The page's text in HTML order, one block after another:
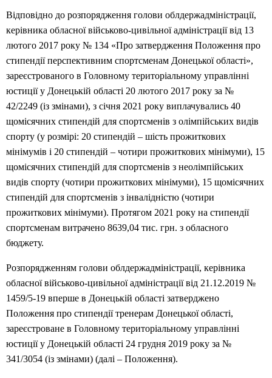
Відповідно до розпорядження голови облдержадміністрації,
керівника обласної військово-цивільної адміністрації від 13
лютого 2017 року № 134 «Про затвердження Положення про
стипендії перспективним спортсменам Донецької області»,
зареєстрованого в Головному територіальному управлінні
юстиції у Донецькій області 20 лютого 2017 року за №
42/2249 (із змінами), з січня 2021 року виплачувались 40
щомісячних стипендій для спортсменів з олімпійських видів
спорту (у розмірі: 20 стипендій – шість прожиткових
мінімумів і 20 стипендій – чотири прожиткових мінімуми), 15
щомісячних стипендій для спортсменів з неолімпійських
видів спорту (чотири прожиткових мінімуми), 15 щомісячних
стипендій для спортсменів з інвалідністю (чотири
прожиткових мінімуми). Протягом 2021 року на стипендії
спортсменам витрачено 8639,04 тис. грн. з обласного
бюджету.
Розпорядженням голови облдержадміністрації, керівника
обласної військово-цивільної адміністрації від 21.12.2019 №
1459/5-19 вперше в Донецькій області затверджено
Положення про стипендії тренерам Донецької області,
зареєстроване в Головному територіальному управлінні
юстиції у Донецькій області 24 грудня 2019 року за №
341/3054 (із змінами) (далі – Положення).